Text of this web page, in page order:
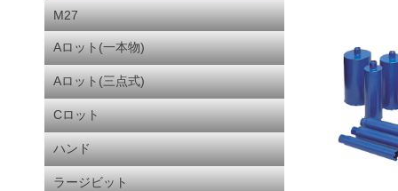
M27
Aロット(一本物)
Aロット(三点式)
Cロット
ハンド
ラージビット